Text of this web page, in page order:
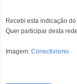
Recebi esta indicação do
Quer participar desta
Imagem: Conectivismo